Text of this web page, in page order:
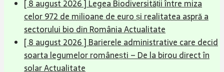
[ 8 august 2026 ] Legea Biodiversității între miza
celor 972 de milioane de euro și realitatea aspră a
sectorului bio din RomâniaActualitate
[ 8 august 2026 ] Barierele administrative care decid
soarta legumelor românești – De la birou direct în
solarActualitate